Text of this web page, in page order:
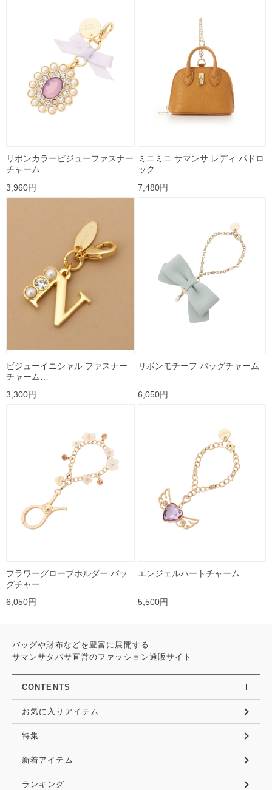
リボンカラービジューファスナー
チャーム
3,960円
ミニミニ サマンサ レディ パドロ
ック…
7,480円
ビジューイニシャル ファスナー
チャーム…
3,300円
リボンモチーフ バッグチャーム
6,050円
フラワーグローブホルダー バッ
グチャー…
6,050円
エンジェルハートチャーム
5,500円
バッグや財布などを豊富に展開する
サマンサタバサ直営のファッション通販サイト
CONTENTS
お気に入りアイテム
特集
新着アイテム
ランキング